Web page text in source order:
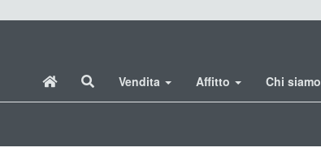
Vendita Affitto Chi siamo